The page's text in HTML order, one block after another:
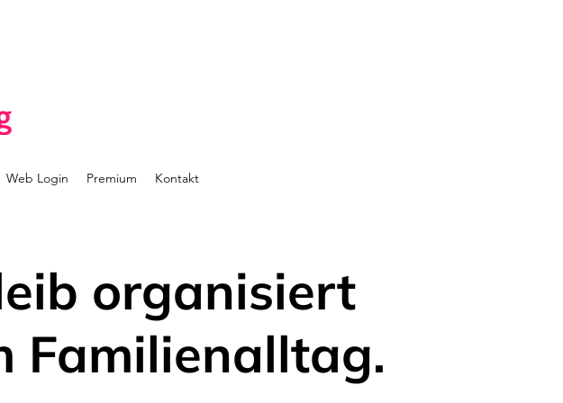
Web Login Premium Kontakt
organisiert
Familienalltag.